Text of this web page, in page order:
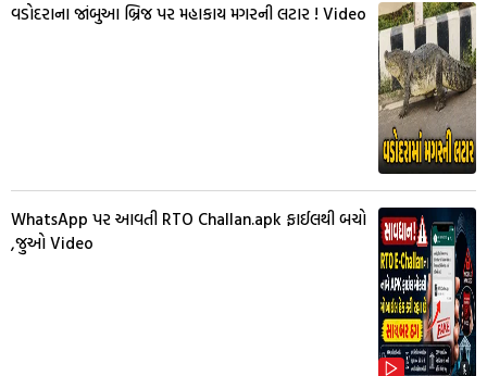
વડોદરાના જાંબુઆ બ્રિજ પર મહાકાય મગરની લટાર ! Video
WhatsApp પર આવતી RTO Challan.apk ફાઈલથી બચો
,જુઓ Video